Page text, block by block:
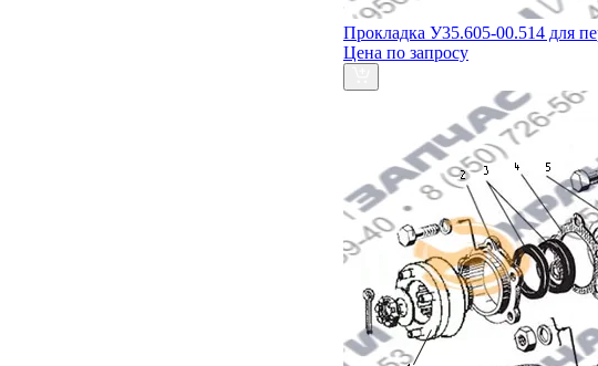
Прокладка У35.605-00.514 для
Цена по запросу